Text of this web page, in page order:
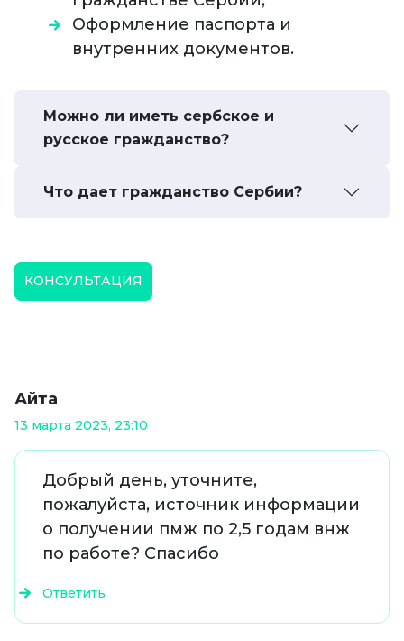
Оформление паспорта и
внутренних документов.
Можно ли иметь сербское и
русское гражданство?
Что дает гражданство Сербии?
КОНСУЛЬТАЦИЯ
Айта
13 марта 2023, 23:10
Добрый день, уточните,
пожалуйста, источник информации
о получении пмж по 2,5 годам внж
по работе? Спасибо
Ответить